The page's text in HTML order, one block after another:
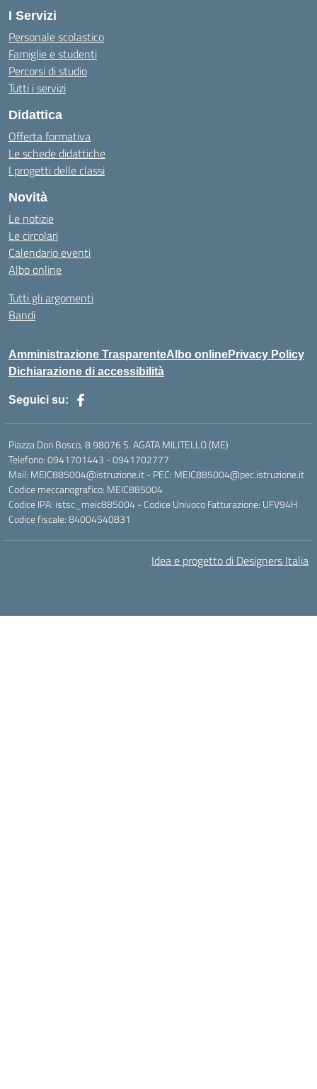
I Servizi
Personale scolastico
Famiglie e studenti
Percorsi di studio
Tutti i servizi
Didattica
Offerta formativa
Le schede didattiche
I progetti delle classi
Novità
Le notizie
Le circolari
Calendario eventi
Albo online
Tutti gli argomenti
Bandi
Amministrazione TrasparenteAlbo onlinePrivacy Policy
Dichiarazione di accessibilità
Seguici su:
Piazza Don Bosco, 8 98076 S. AGATA MILITELLO (ME)
Telefono: 0941701443 - 0941702777
Mail: MEIC885004@istruzione.it - PEC: MEIC885004@pec.istruzione.it
Codice meccanografico: MEIC885004
Codice IPA: istsc_meic885004 - Codice Univoco Fatturazione: UFV94H
Codice fiscale: 84004540831
Idea e progetto di Designers Italia